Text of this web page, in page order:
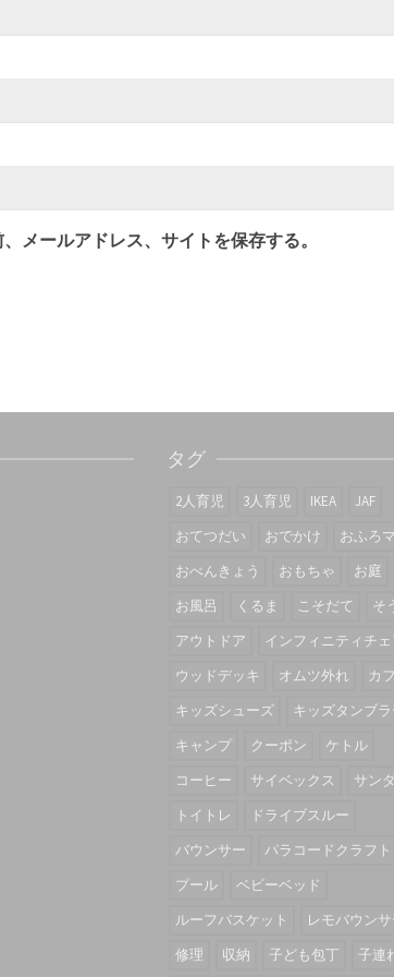
メールアドレス、サイトを保存する。
タグ
2人育児 3人育児 IKEA
JAF
おてつだい
おでかけ
おふろ
おべんきょう
おもちゃ
お庭
お風呂
くるま こそだて
そ
アウトドア
インフィニティチ
ウッドデッキ
オムツ外れ
カ
キッズシューズ
キッズタンブ
キャンプ
クーポン
ケトル
コーヒー
サイベックス
サン
トイトレ
ドライブスルー
バウンサー
パラコードクラフト
プール
ベビーベッド
ルーフバスケット
レモバウン
修理
収納 子ども包丁 子連